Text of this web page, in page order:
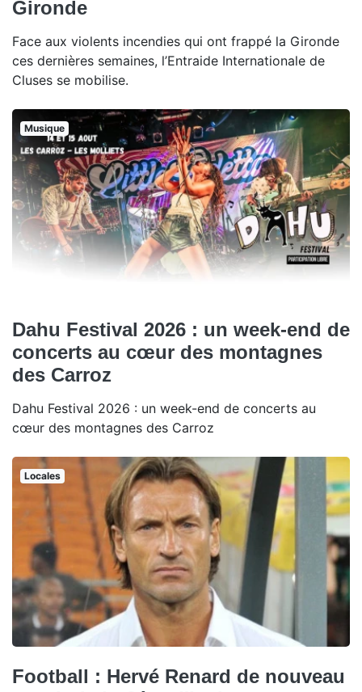
Gironde
Face aux violents incendies qui ont frappé la Gironde
ces dernières semaines, l’Entraide Internationale de
Cluses se mobilise.
Musique
Dahu Festival 2026 : un week-end de
concerts au cœur des montagnes
des Carroz
Dahu Festival 2026 : un week-end de concerts au
cœur des montagnes des Carroz
Locales
Football : Hervé Renard de nouveau